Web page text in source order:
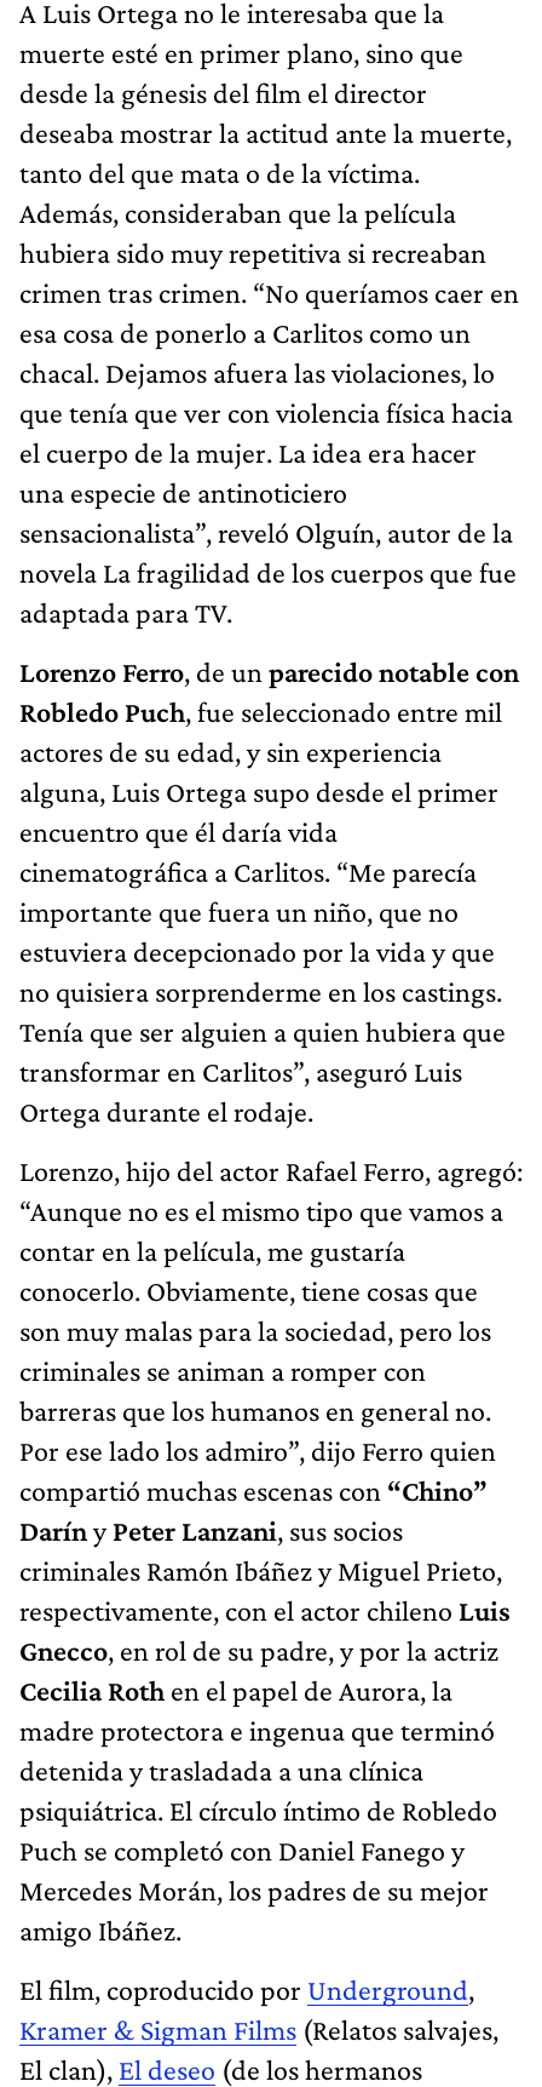
A Luis Ortega no le interesaba que la
muerte esté en primer plano, sino que
desde la génesis del film el director
deseaba mostrar la actitud ante la muerte,
tanto del que mata o de la víctima.
Además, consideraban que la película
hubiera sido muy repetitiva si recreaban
crimen tras crimen. “No queríamos caer en
esa cosa de ponerlo a Carlitos como un
chacal. Dejamos afuera las violaciones, lo
que tenía que ver con violencia física hacia
el cuerpo de la mujer. La idea era hacer
una especie de antinoticiero
sensacionalista”, reveló Olguín, autor de la
novela La fragilidad de los cuerpos que fue
adaptada para TV.
Lorenzo Ferro, de un parecido notable con
Robledo Puch, fue seleccionado entre mil
actores de su edad, y sin experiencia
alguna, Luis Ortega supo desde el primer
encuentro que él daría vida
cinematográfica a Carlitos. “Me parecía
importante que fuera un niño, que no
estuviera decepcionado por la vida y que
no quisiera sorprenderme en los castings.
Tenía que ser alguien a quien hubiera que
transformar en Carlitos”, aseguró Luis
Ortega durante el rodaje.
Lorenzo, hijo del actor Rafael Ferro, agregó:
“Aunque no es el mismo tipo que vamos a
contar en la película, me gustaría
conocerlo. Obviamente, tiene cosas que
son muy malas para la sociedad, pero los
criminales se animan a romper con
barreras que los humanos en general no.
Por ese lado los admiro”, dijo Ferro quien
compartió muchas escenas con “Chino”
DarínyPeter Lanzani, sus socios
criminales Ramón Ibáñez y Miguel Prieto,
respectivamente, con el actor chileno Luis
Gnecco, en rol de su padre, y por la actriz
Cecilia Roth en el papel de Aurora, la
madre protectora e ingenua que terminó
detenida y trasladada a una clínica
psiquiátrica. El círculo íntimo de Robledo
Puch se completó con Daniel Fanego y
Mercedes Morán, los padres de su mejor
amigo Ibáñez.
El film, coproducido por Underground,
Kramer & Sigman Films (Relatos salvajes,
El clan), El deseo (de los hermanos